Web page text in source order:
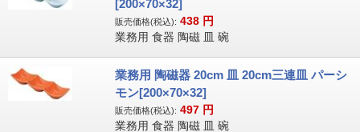
[200×70×32]
販売価格(税込): 438 円
業務用 食器 陶磁 皿 碗
業務用 陶磁器 20cm 皿 20cm三連皿 パーシ
モン[200×70×32]
販売価格(税込): 497 円
業務用 食器 陶磁 皿 碗